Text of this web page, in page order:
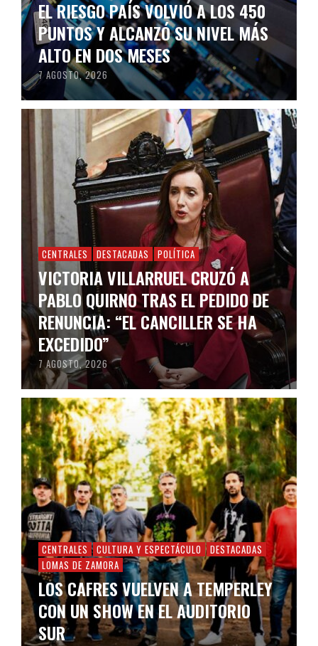
EL RIESGO PAÍS VOLVIÓ A LOS 450
PUNTOS Y ALCANZÓ SU NIVEL MÁS
ALTO EN DOS MESES
7 AGOSTO, 2026
CENTRALES DESTACADAS POLÍTICA
VICTORIA VILLARRUEL CRUZÓ A
PABLO QUIRNO TRAS EL PEDIDO DE
RENUNCIA: “EL CANCILLER SE HA
EXCEDIDO”
7 AGOSTO, 2026
CENTRALES CULTURA Y ESPECTÁCULO
DESTACADAS
LOMAS DE ZAMORA
LOS CAFRES VUELVEN A TEMPERLEY
CON UN SHOW EN EL AUDITORIO
SUR